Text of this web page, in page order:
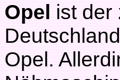
Opelist der
Opel.